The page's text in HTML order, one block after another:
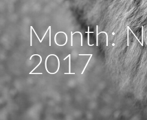
Month:
2017